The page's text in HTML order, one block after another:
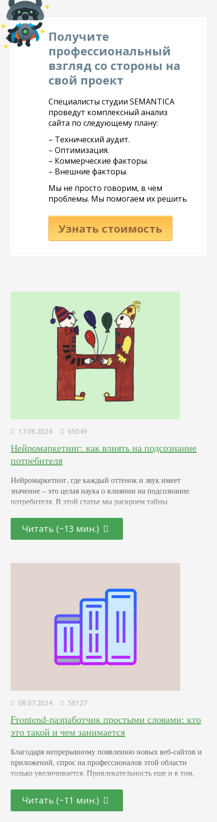
Получите
профессиональный
взгляд со стороны на
свой проект
Специалисты студии SEMANTICA
проведут комплексный анализ
сайта по следующему плану:
– Технический аудит.
– Оптимизация.
– Коммерческие факторы.
– Внешние факторы.
Мы не просто говорим, в чем
проблемы. Мы помогаем их решить
Узнать стоимость
17.06.2024 65049
Нейромаркетинг: как влиять на подсознание
потребителя
Нейромаркетинг, где каждый оттенок и звук имеет
значение – это целая наука о влиянии на подсознание
потребителя. В этой статье мы раскроем тайны
последних достижениях в области психологии и
нейронаук. От подбора цветовой палитры до создания
человеческого сознания для повышения интереса и
Читать (~13 мин.)
08.07.2024 58127
Frontend-разработчик простыми словами: кто
это такой и чем занимается
Благодаря непрерывному появлению новых веб-сайтов и
приложений, спрос на профессионалов этой области
только увеличивается. Привлекательность еще и в том,
специалистов, так и для тех, кто находится на стадии
переосмысления карьерного пути и готов начать все с
Читать (~11 мин.)